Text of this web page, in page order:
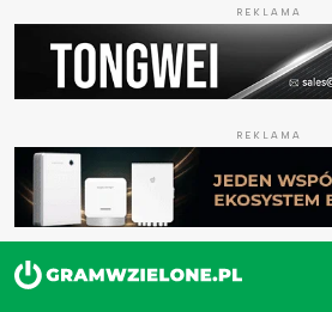
REKLAMA
REKLAMA